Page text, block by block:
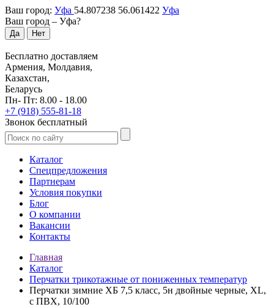
Ваш город: Уфа 54.807238 56.061422 Уфа
Ваш город – Уфа?
Да Нет
Бесплатно доставляем
Армения, Молдавия,
Казахстан,
Беларусь
Пн- Пт: 8.00 - 18.00
+7 (918) 555-81-18
Звонок бесплатный
Каталог
Спецпредложения
Партнерам
Условия покупки
Блог
О компании
Вакансии
Контакты
Главная
Каталог
Перчатки трикотажные от пониженных температур
Перчатки зимние ХБ 7,5 класс, 5н двойные черные, XL,
с ПВХ, 10/100